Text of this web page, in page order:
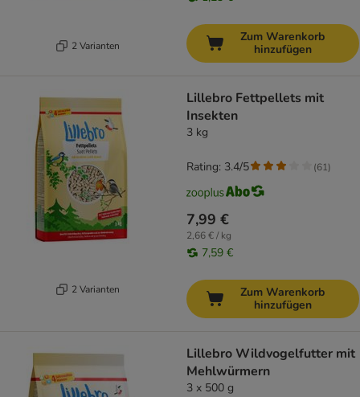
2 Varianten
Zum Warenkorb
hinzufügen
2 Varianten
Lillebro Fettpellets mit
Insekten
3 kg
7,99 €
2,66 € / kg
7,59 €
Rating: 3.4/5 (61)
Zum Warenkorb
hinzufügen
Lillebro Wildvogelfutter mit
Mehlwürmern
3 x 500 g